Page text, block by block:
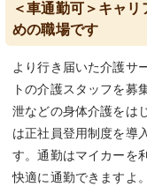
＜車通勤可＞キャ
めの職場です
より行き届いた介護サ
トの介護スタッフを募
泄などの身体介護をは
は正社員登用制度を導
す。通勤はマイカーを
快適に通勤できますよ。